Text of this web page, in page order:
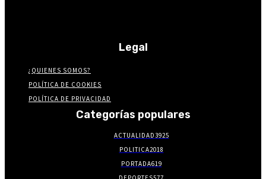
Legal
¿QUIENES SOMOS?
POLÍTICA DE COOKIES
POLÍTICA DE PRIVACIDAD
Categorías populares
ACTUALIDAD3925
POLITICA2018
PORTADA619